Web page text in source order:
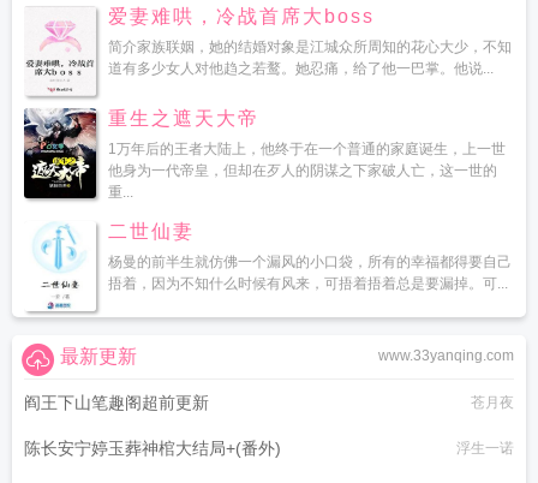
爱妻难哄，冷战首席大boss
简介家族联姻，她的结婚对象是江城众所周知的花心大少，不知
道有多少女人对他趋之若鹜。她忍痛，给了他一巴掌。他说...
重生之遮天大帝
1万年后的王者大陆上，他终于在一个普通的家庭诞生，上一世
他身为一代帝皇，但却在歹人的阴谋之下家破人亡，这一世的
重...
二世仙妻
杨曼的前半生就仿佛一个漏风的小口袋，所有的幸福都得要自己
捂着，因为不知什么时候有风来，可捂着捂着总是要漏掉。可...
www.33yanqing.com
最新更新
阎王下山笔趣阁超前更新 苍月夜
陈长安宁婷玉葬神棺大结局+(番外) 浮生一诺